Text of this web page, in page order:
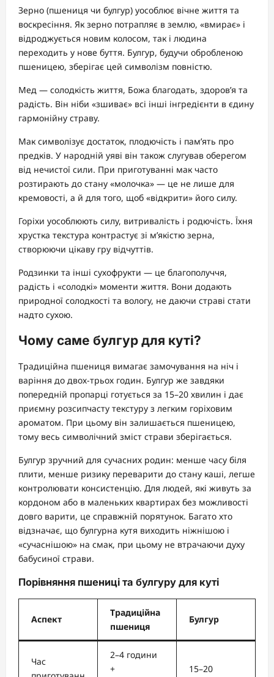
Зерно (пшениця чи булгур) уособлює вічне життя та
воскресіння. Як зерно потрапляє в землю, «вмирає» і
відроджується новим колосом, так і людина
переходить у нове буття. Булгур, будучи обробленою
пшеницею, зберігає цей символізм повністю.
Мед — солодкість життя, Божа благодать, здоров’я та
радість. Він ніби «зшиває» всі інші інгредієнти в єдину
гармонійну страву.
Мак символізує достаток, плодючість і пам’ять про
предків. У народній уяві він також слугував оберегом
від нечистої сили. При приготуванні мак часто
розтирають до стану «молочка» — це не лише для
кремовості, а й для того, щоб «відкрити» його силу.
Горіхи уособлюють силу, витривалість і родючість. Їхня
хрустка текстура контрастує зі м’якістю зерна,
створюючи цікаву гру відчуттів.
Родзинки та інші сухофрукти — це благополуччя,
радість і «солодкі» моменти життя. Вони додають
природної солодкості та вологу, не даючи страві стати
надто сухою.
Чому саме булгур для куті?
Традиційна пшениця вимагає замочування на ніч і
варіння до двох-трьох годин. Булгур же завдяки
попередній пропарці готується за 15–20 хвилин і дає
приємну розсипчасту текстуру з легким горіховим
ароматом. При цьому він залишається пшеницею,
тому весь символічний зміст страви зберігається.
Булгур зручний для сучасних родин: менше часу біля
плити, менше ризику переварити до стану каші, легше
контролювати консистенцію. Для людей, які живуть за
кордоном або в маленьких квартирах без можливості
довго варити, це справжній порятунок. Багато хто
відзначає, що булгурна кутя виходить ніжнішою і
«сучаснішою» на смак, при цьому не втрачаючи духу
бабусиної страви.
Порівняння пшениці та булгуру для куті
Аспект
Традиційна
пшениця
Булгур
Час
2–4 години
+
15–20